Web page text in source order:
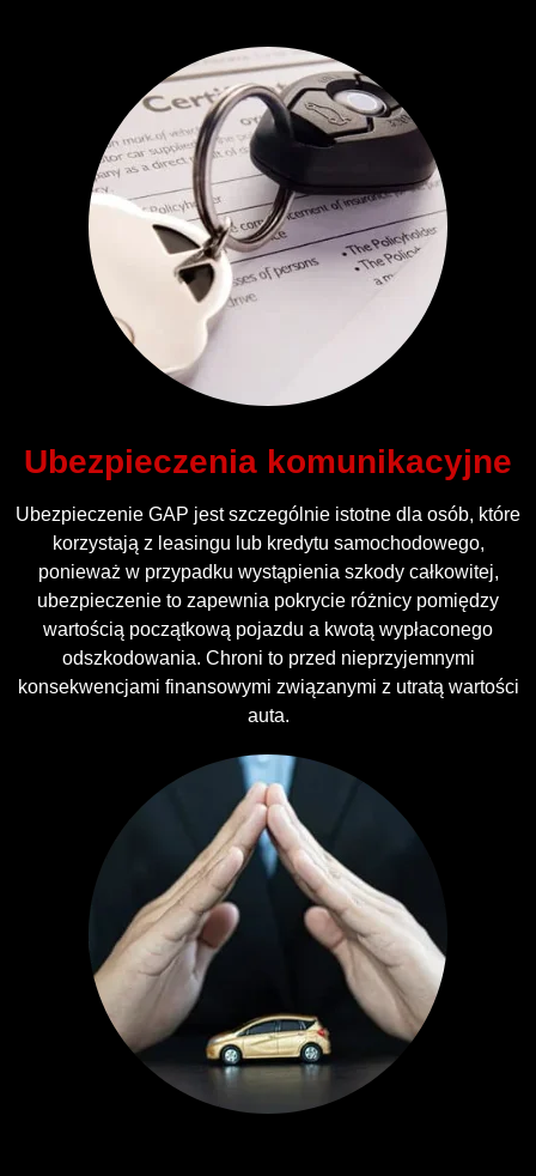
Ubezpieczenia komunikacyjne
Ubezpieczenie GAP jest szczególnie istotne dla osób, które
korzystają z leasingu lub kredytu samochodowego,
ponieważ w przypadku wystąpienia szkody całkowitej,
ubezpieczenie to zapewnia pokrycie różnicy pomiędzy
wartością początkową pojazdu a kwotą wypłaconego
odszkodowania. Chroni to przed nieprzyjemnymi
konsekwencjami finansowymi związanymi z utratą wartości
auta.